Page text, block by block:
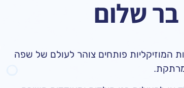
בר שלום
המוזיקליות פותחים צוהר לעולם של שפה
מרתקת.